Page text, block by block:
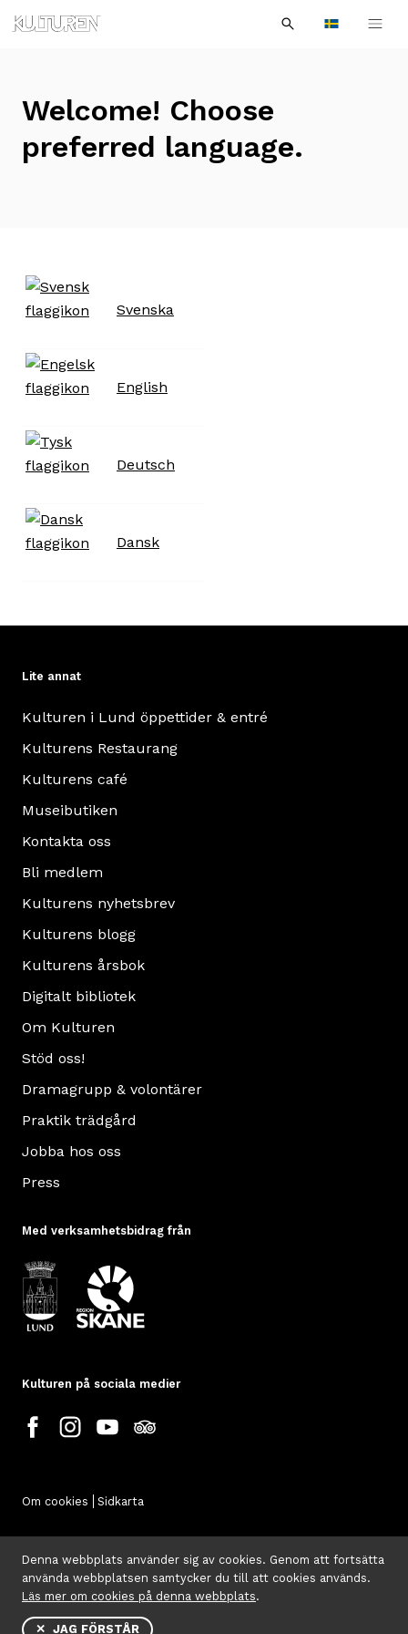
Denna webbplats använder sig av cookies. Genom att fortsätta
använda webbplatsen samtycker du till att cookies används.
Läs mer om cookies på denna webbplats.
✕ JAG FÖRSTÅR
navigationen
innehållet
Languages
efter:
Sök
Welcome! Choose
preferred language.
Svenska
English
Deutsch
Dansk
Lite annat
Kulturen i Lund öppettider & entré
Kulturens Restaurang
Kulturens café
Museibutiken
Kontakta oss
Bli medlem
Kulturens nyhetsbrev
Kulturens blogg
Kulturens årsbok
Digitalt bibliotek
Om Kulturen
Stöd oss!
Dramagrupp & volontärer
Praktik trädgård
Jobba hos oss
Press
Med verksamhetsbidrag från
Kulturen på sociala medier
Om cookies Sidkarta